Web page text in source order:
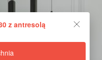
z antresolą
Software